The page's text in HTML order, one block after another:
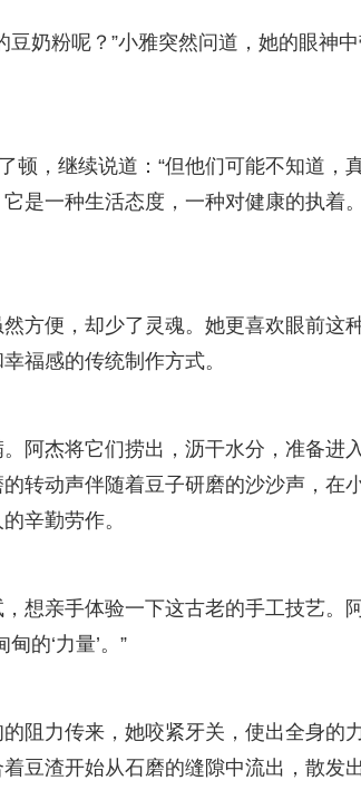
奶粉呢？”小雅突然问道，她的眼神
顿，继续说道：“但他们可能不知道，
是一种生活态度，一种对健康的执着
方便，却少了灵魂。她更喜欢眼前这种
福感的传统制作方式。
阿杰将它们捞出，沥干水分，准备进
转动声伴随着豆子研磨的沙沙声，在
辛勤劳作。
想亲手体验一下这古老的手工技艺。
的‘力量’。”
阻力传来，她咬紧牙关，使出全身的
豆渣开始从石磨的缝隙中流出，散发